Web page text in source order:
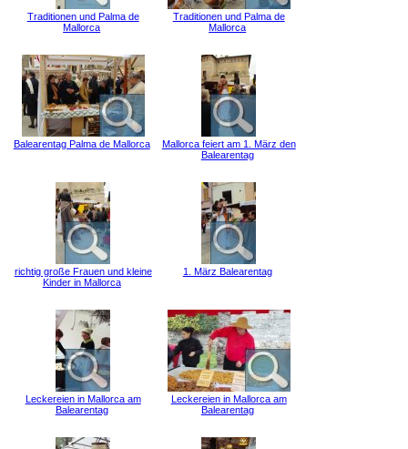
Traditionen und Palma de
Mallorca
Traditionen und Palma de
Mallorca
Balearentag Palma de Mallorca
Mallorca feiert am 1. März den
Balearentag
richtig große Frauen und kleine
Kinder in Mallorca
1. März Balearentag
Leckereien in Mallorca am
Balearentag
Leckereien in Mallorca am
Balearentag